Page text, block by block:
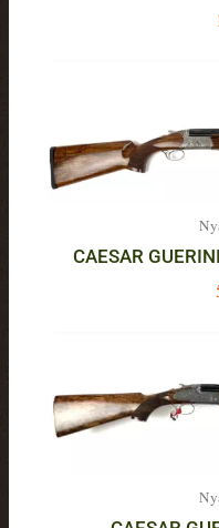
CAESAR